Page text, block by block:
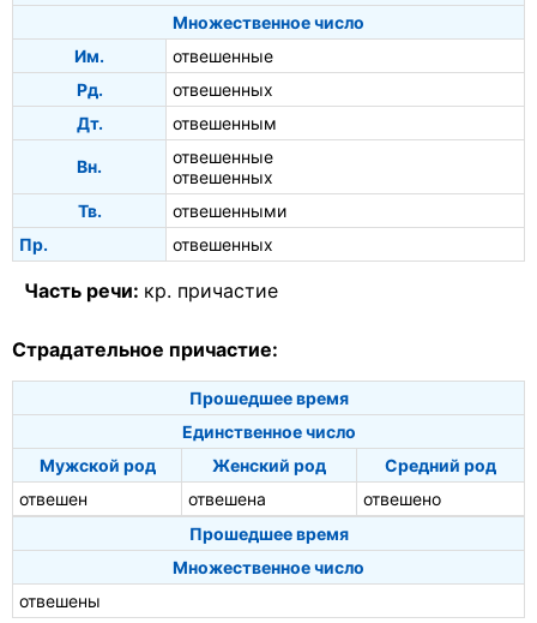
Множественное число
Им.
отвешенные
Рд.
отвешенных
Дт.
отвешенным
Вн.
отвешенные
отвешенных
Тв.
отвешенными
Пр.
отвешенных
Часть речи: кр. причастие
Страдательное причастие:
Прошедшее время
Единственное число
Мужской род
Женский род
Средний род
отвешен
отвешена
отвешено
Прошедшее время
Множественное число
отвешены